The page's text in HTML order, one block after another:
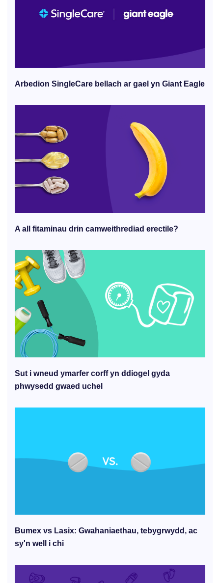
Arbedion SingleCare bellach ar gael yn Giant Eagle
A all fitaminau drin camweithrediad erectile?
Sut i wneud ymarfer corff yn ddiogel gyda
phwysedd gwaed uchel
Bumex vs Lasix: Gwahaniaethau, tebygrwydd, ac
sy'n well i chi